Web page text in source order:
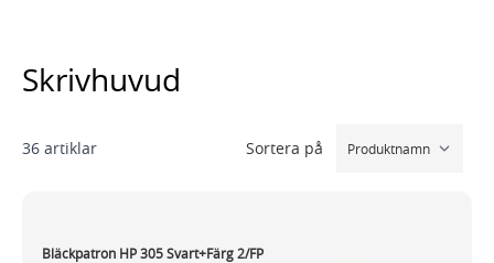
Skrivhuvud
36 artiklar Sortera på
Bläckpatron HP 305 Svart+Färg 2/FP